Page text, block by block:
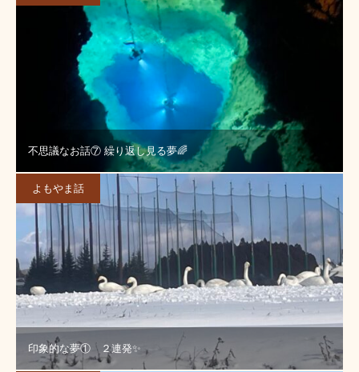
不思議なお話⑦ 繰り返し見る夢🌈
よもやま話
印象的な夢① ２連発✨